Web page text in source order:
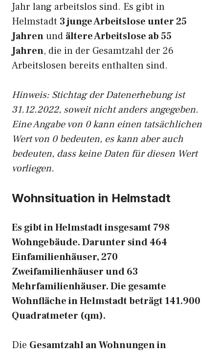
Jahr lang arbeitslos sind. Es gibt in
Helmstadt 3 junge Arbeitslose unter 25
Jahrenund ältere Arbeitslose ab 55
Jahren, die in der Gesamtzahl der 26
Arbeitslosen bereits enthalten sind.
Hinweis: Stichtag der Datenerhebung ist
31.12.2022, soweit nicht anders angegeben.
Eine Angabe von 0 kann einen tatsächlichen
Wert von 0 bedeuten, es kann aber auch
bedeuten, dass keine Daten für diesen Wert
vorliegen.
Wohnsituation in Helmstadt
Es gibt in Helmstadt insgesamt 798
Wohngebäude. Darunter sind 464
Einfamilienhäuser, 270
Zweifamilienhäuser und 63
Mehrfamilienhäuser. Die gesamte
Wohnfläche in Helmstadt beträgt 141.900
Quadratmeter (qm).
Die Gesamtzahl an Wohnungen in